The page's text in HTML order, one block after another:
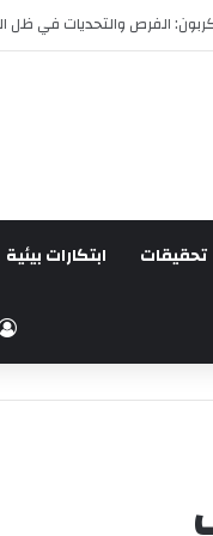
نحو نموذج جديد قائم
تحقيقات ابتكارات بيئية